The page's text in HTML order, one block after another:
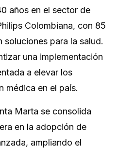
años en el sector de
Colombiana, con 85
soluciones para la salud.
una implementación
a elevar los
médica en el país.
Marta se consolida
en la adopción de
ampliando el